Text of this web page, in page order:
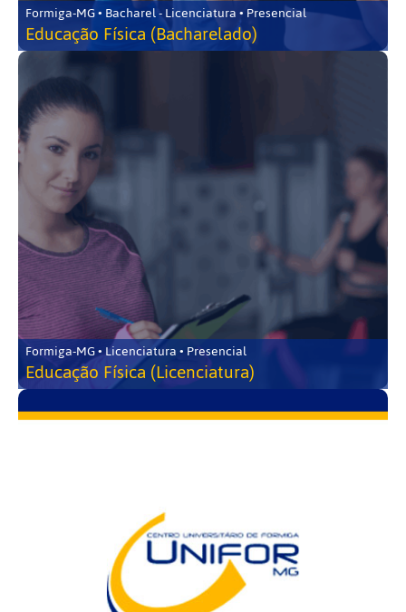
Formiga-MG • Bacharel - Licenciatura • Presencial
Educação Física (Bacharelado)
Formiga-MG • Licenciatura • Presencial
Educação Física (Licenciatura)